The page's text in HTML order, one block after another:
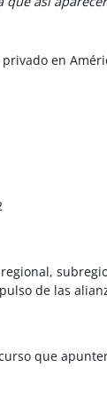
en
de las
que